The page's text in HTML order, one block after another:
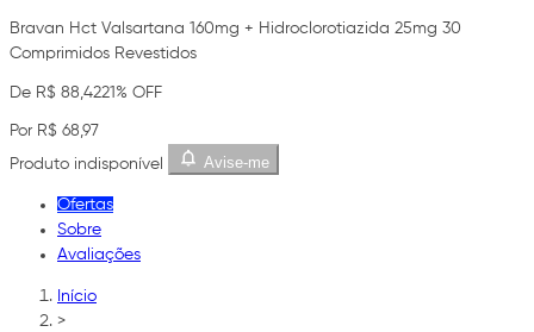
Bravan Hct Valsartana 160mg + Hidroclorotiazida 25mg 30
Comprimidos Revestidos
De R$ 88,4221% OFF
Por R$ 68,97
Produto indisponível
Avise-me
Ofertas
Sobre
Avaliações
Início
>